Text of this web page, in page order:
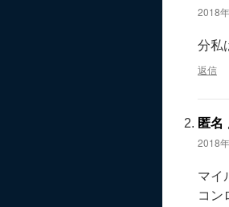
2018
分私
返信
匿名
2018
マイ
コン